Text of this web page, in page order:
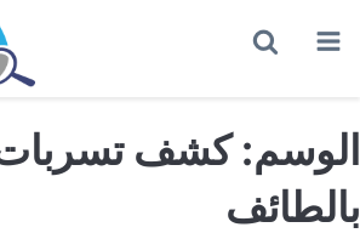
القائمة
الوسم:كشف تسربات
بالطائف